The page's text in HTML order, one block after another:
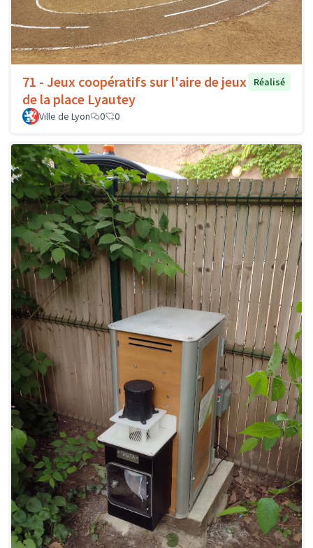
71 - Jeux coopératifs sur l'aire de jeux
de la place Lyautey
Réalisé
Ville de Lyon 0 0